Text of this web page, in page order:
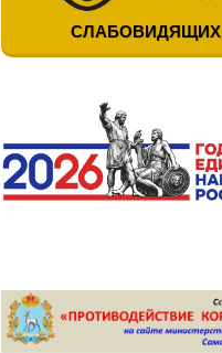
СЛАБОВИДЯЩИХ